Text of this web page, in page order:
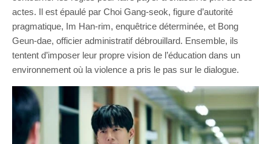
actes. Il est épaulé par Choi Gang-seok, figure d’autorité
pragmatique, Im Han-rim, enquêtrice déterminée, et Bong
Geun-dae, officier administratif débrouillard. Ensemble, ils
tentent d’imposer leur propre vision de l’éducation dans un
environnement où la violence a pris le pas sur le dialogue.